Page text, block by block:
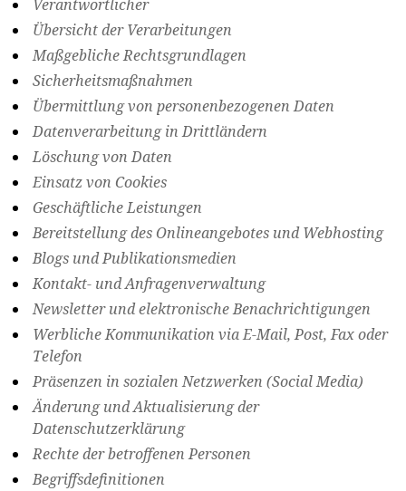
Verantwortlicher
Übersicht der Verarbeitungen
Maßgebliche Rechtsgrundlagen
Sicherheitsmaßnahmen
Übermittlung von personenbezogenen Daten
Datenverarbeitung in Drittländern
Löschung von Daten
Einsatz von Cookies
Geschäftliche Leistungen
Bereitstellung des Onlineangebotes und Webhosting
Blogs und Publikationsmedien
Kontakt- und Anfragenverwaltung
Newsletter und elektronische Benachrichtigungen
Werbliche Kommunikation via E-Mail, Post, Fax oder
Telefon
Präsenzen in sozialen Netzwerken (Social Media)
Änderung und Aktualisierung der
Datenschutzerklärung
Rechte der betroffenen Personen
Begriffsdefinitionen